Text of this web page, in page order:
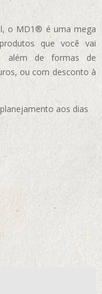
o MD1® é uma mega
que você vai
além de formas de
ou com desconto à
aos dias